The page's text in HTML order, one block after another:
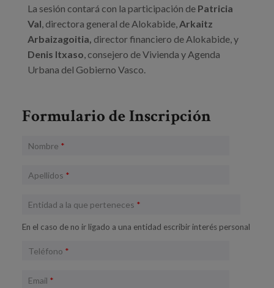
La sesión contará con la participación de Patricia
Val , directora general de Alokabide, Arkaitz
Arbaizagoitia, director financiero de Alokabide, y
Denis Itxaso , consejero de Vivienda y Agenda
Urbana del Gobierno Vasco.
Formulario de Inscripción
Nombre *
Apellidos *
Entidad a la que perteneces *
En el caso de no ir ligado a una entidad escribir interés personal
Teléfono *
Email *